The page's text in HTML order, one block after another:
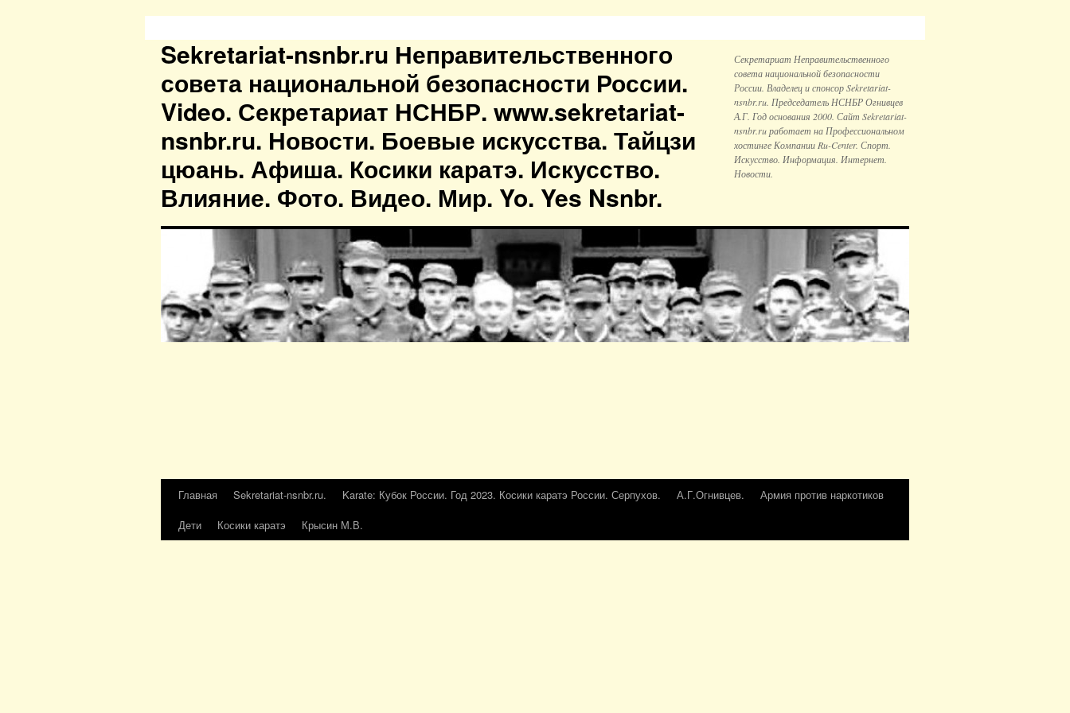
Sekretariat-nsnbr.ru Неправительственного
совета национальной безопасности России.
Video. Секретариат НСНБР. www.sekretariat-
nsnbr.ru. Новости. Боевые искусства. Тайцзи
цюань. Афиша. Косики каратэ. Искусство.
Влияние. Фото. Видео. Мир. Yo. Yes Nsnbr.
Секретариат Неправительственного
совета национальной безопаcности
России. Владелец и спонсор Sekretariat-
nsnbr.ru. Председатель НСНБР Огнивцев
А.Г. Год основания 2000. Сайт Sekretariat-
nsnbr.ru работает на Профессиональном
хостинге Компании Ru-Center. Спорт.
Искусство. Информация. Интернет.
Новости.
Главная Sekretariat-nsnbr.ru. Karate: Кубок России. Год 2023. Косики каратэ России. Серпухов. А.Г.Огнивцев.
Армия против наркотиков
Дети
Косики каратэ Крысин М.В.